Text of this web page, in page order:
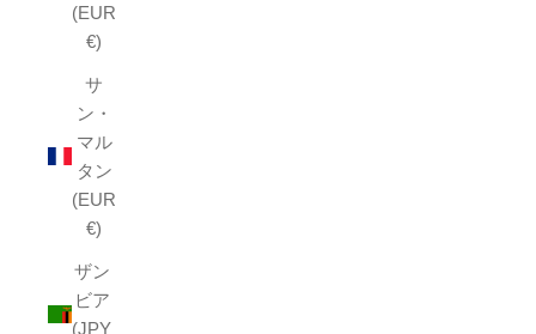
(EUR
€)
サ
ン・
マル
タン
(EUR
€)
ザン
ビア
(JPY